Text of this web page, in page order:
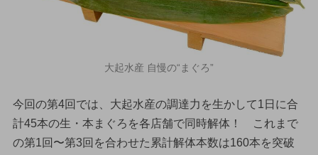
大起水産 自慢の“まぐろ”
今回の第4回では、大起水産の調達力を生かして1日に合
計45本の生・本まぐろを各店舗で同時解体！ これまで
の第1回〜第3回を合わせた累計解体本数は160本を突破